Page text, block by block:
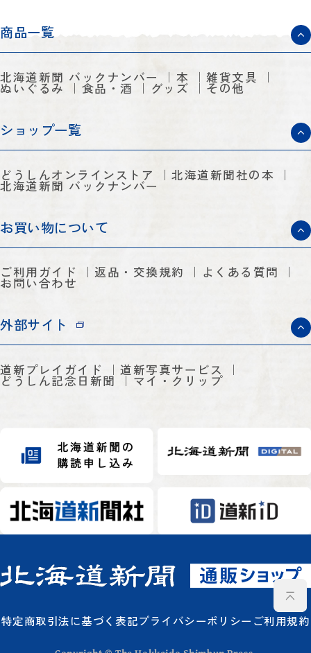
商品一覧
北海道新聞 バックナンバー 本 雑貨文具
ぬいぐるみ 食品・酒 グッズ その他
ショップ一覧
どうしんオンラインストア 北海道新聞社の本
北海道新聞 バックナンバー
お買い物について
ご利用ガイド 返品・交換規約 よくある質問
お問い合わせ
外部サイト
道新プレイガイド 道新写真サービス
どうしん記念日新聞 マイ・クリップ
特定商取引法に基づく表記プライバシーポリシー ご利用規約